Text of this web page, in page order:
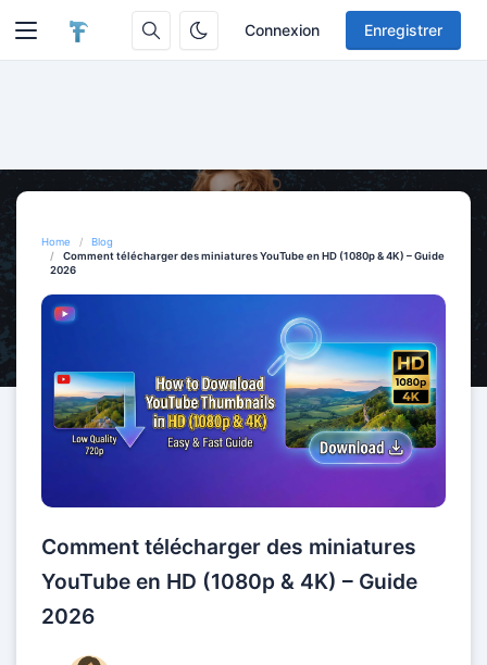
Connexion Enregistrer
Home
Blog
Comment télécharger des miniatures YouTube en HD (1080p & 4K) – Guide
2026
Comment télécharger des miniatures
YouTube en HD (1080p & 4K) – Guide
2026